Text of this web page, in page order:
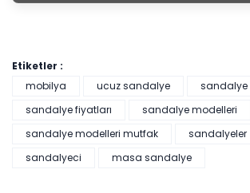
Etiketler :
mobilya
ucuz sandalye
sandalye
sandalye fiyatları
sandalye modelleri
sandalye modelleri mutfak
sandalyeler
sandalyeci
masa sandalye